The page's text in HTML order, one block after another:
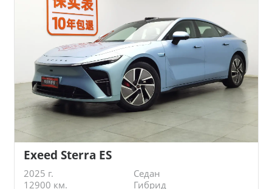
Exeed Sterra ES
2025 г.
Седан
12900 км.
Гибрид